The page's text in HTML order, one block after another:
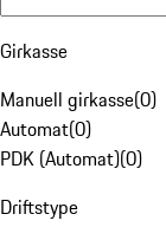
Girkasse
Manuell girkasse(0)
Automat(0)
PDK (Automat)(0)
Driftstype